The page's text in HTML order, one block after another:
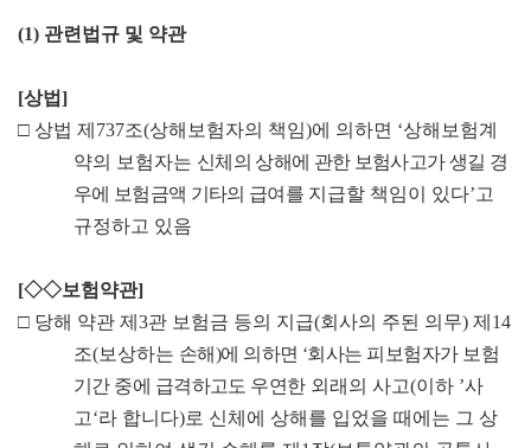
(1) 관련법규 및 약관
[상법]
□ 상법 제 737조(상해보험자의 책임)에 의하면 ‘상해보험계
약의 보험자는 신체의 상해에 관한 보험사고가 생길 경
우에 보험금액 기타의 급여를 지급할 책임이 있다’고
규정하고 있음
[◇◇보험약관]
□ 당해 약관 제 3관 보험금 등의 지급(회사의 주된 의무) 제 14
조(보상하는 손해)에 의하면 ‘회사는 피보험자가 보험
기간 중에 급격하고도 우연한 외래의 사고(이하 ’사
고‘라 합니다)로 신체에 상해를 입었을 때에는 그 상